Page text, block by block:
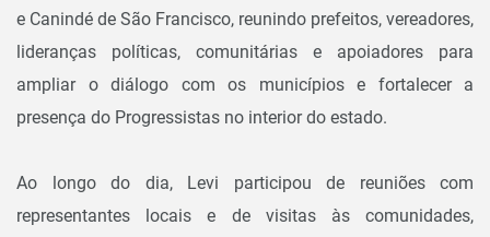
e Canindé de São Francisco, reunindo prefeitos, vereadores,
lideranças políticas, comunitárias e apoiadores para
ampliar o diálogo com os municípios e fortalecer a
presença do Progressistas no interior do estado.
Ao longo do dia, Levi participou de reuniões com
representantes locais e de visitas às comunidades,